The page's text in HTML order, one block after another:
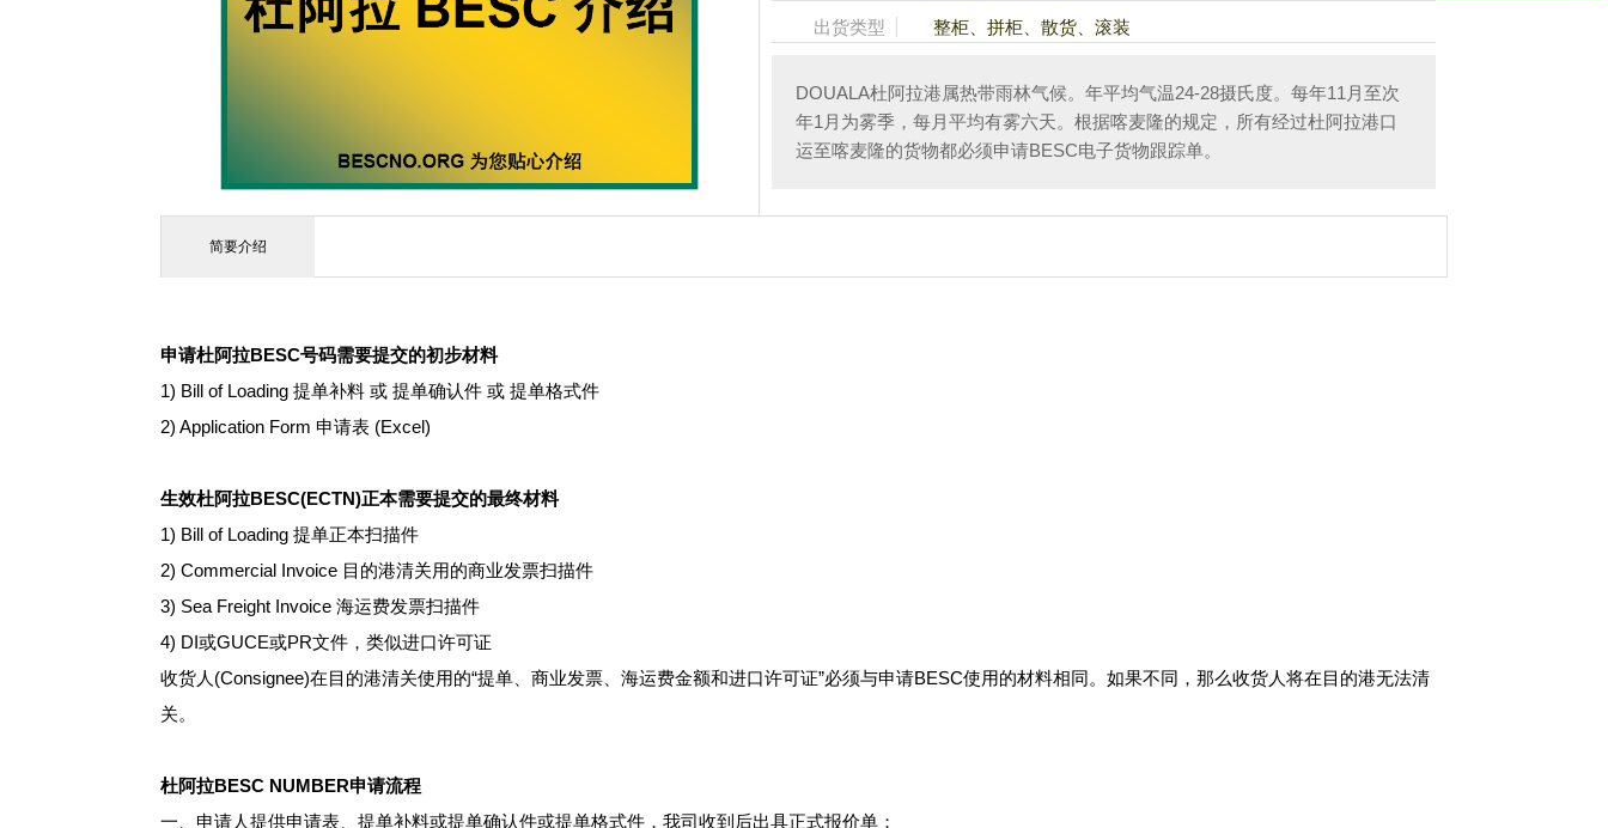
出货类型 整柜、拼柜、散货、滚装
DOUALA杜阿拉港属热带雨林气候。年平均气温24-28摄氏度。每年11月至次
年1月为雾季，每月平均有雾六天。根据喀麦隆的规定，所有经过杜阿拉港口
运至喀麦隆的货物都必须申请BESC电子货物跟踪单。
简要介绍
申请杜阿拉BESC号码需要提交的初步材料
1) Bill of Loading 提单补料 或 提单确认件 或 提单格式件
2) Application Form 申请表 (Excel)
生效杜阿拉BESC(ECTN)正本需要提交的最终材料
1) Bill of Loading 提单正本扫描件
2) Commercial Invoice 目的港清关用的商业发票扫描件
3) Sea Freight Invoice 海运费发票扫描件
4) DI或GUCE或PR文件，类似进口许可证
收货人(Consignee)在目的港清关使用的“提单、商业发票、海运费金额和进口许可证”必须与申请BESC使用的材料相同。如果不同，那么收货人将在目的港无法清
关。
杜阿拉BESC NUMBER申请流程
一、申请人提供申请表、提单补料或提单确认件或提单格式件，我司收到后出具正式报价单；